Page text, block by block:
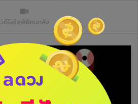
วิดีโอไลฟ์ย้อนหลัง